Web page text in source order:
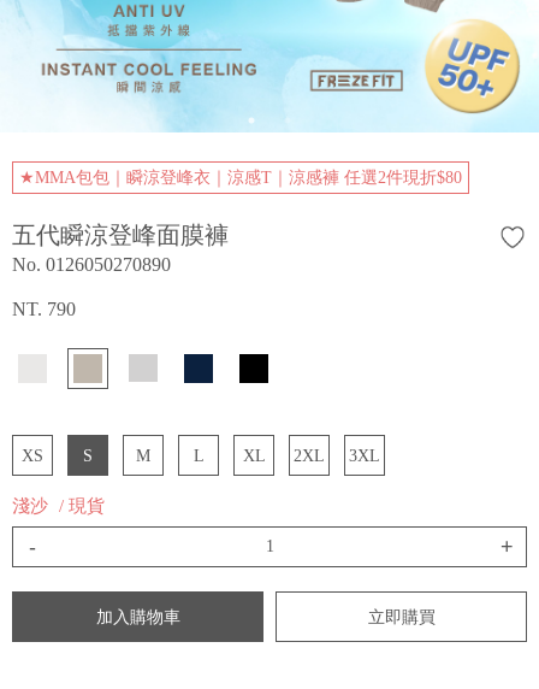
★MMA包包｜瞬涼登峰衣｜涼感T｜涼感褲 任選2件現折$80
五代瞬涼登峰面膜褲
No. 0126050270890
NT. 790
XS S M L XL 2XL 3XL
淺沙 / 現貨
- +
加入購物車 立即購買